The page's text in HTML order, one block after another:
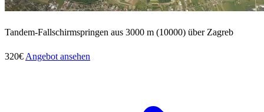
Tandem-Fallschirmspringen aus 3000 m (10000) über Zagreb
320€ Angebot ansehen